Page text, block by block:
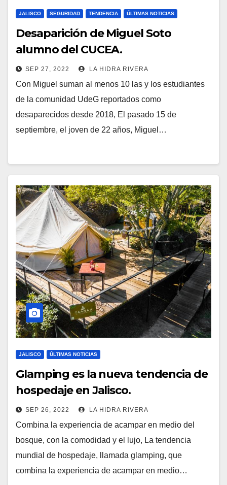
JALISCO SEGURIDAD TENDENCIA ÚLTIMAS NOTICIAS
Desaparición de Miguel Soto
alumno del CUCEA.
SEP 27, 2022 LA HIDRA RIVERA
Con Miguel suman al menos 10 las y los estudiantes
de la comunidad UdeG reportados como
desaparecidos desde 2018, El pasado 15 de
septiembre, el joven de 22 años, Miguel…
JALISCO ÚLTIMAS NOTICIAS
Glamping es la nueva tendencia de
hospedaje en Jalisco.
SEP 26, 2022 LA HIDRA RIVERA
Combina la experiencia de acampar en medio del
bosque, con la comodidad y el lujo, La tendencia
mundial de hospedaje, llamada glamping, que
combina la experiencia de acampar en medio…